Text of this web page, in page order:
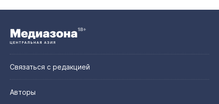
Связаться с редакцией
Авторы